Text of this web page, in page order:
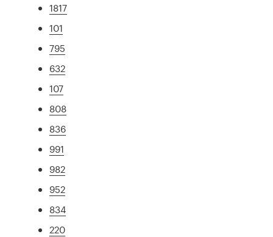
1817
101
795
632
107
808
836
991
982
952
834
220